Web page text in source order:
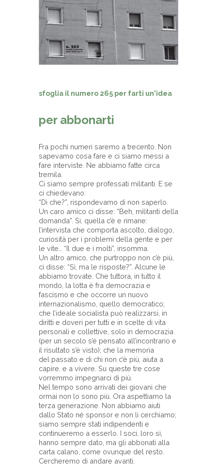
sfoglia il numero 265 per farti un'idea
per abbonarti
Fra pochi numeri saremo a trecento. Non
sapevamo cosa fare e ci siamo messi a
fare interviste. Ne abbiamo fatte circa
tremila.
Ci siamo sempre professati militanti. E se
ci chiedevano:
“Di che?”, rispondevamo di non saperlo.
Un caro amico ci disse: “Beh, militanti della
domanda”. Sì, quella c’è e rimane:
l’intervista che comporta ascolto, dialogo,
curiosità per i problemi della gente e per
le vite… “Il due e i molti”, insomma.
Un altro amico, che purtroppo non c’è più,
ci disse: “Sì, ma le risposte?”. Alcune le
abbiamo trovate. Che tuttora, in tutto il
mondo, la lotta è fra democrazia e
fascismo e che occorre un nuovo
internazionalismo, quello democratico;
che l’ideale socialista può realizzarsi, in
diritti e doveri per tutti e in scelte di vita
personali e collettive, solo in democrazia
(per un secolo s’è pensato all’incontrario e
il risultato s’è visto); che la memoria
del passato e di chi non c’è più, aiuta a
capire, e a vivere. Su queste tre cose
vorremmo impegnarci di più.
Nel tempo sono arrivati dei giovani che
ormai non lo sono più. Ora aspettiamo la
terza generazione. Non abbiamo aiuti
dallo Stato né sponsor e non li cerchiamo;
siamo sempre stati indipendenti e
continueremo a esserlo. I soci, loro sì,
hanno sempre dato, ma gli abbonati alla
carta calano, come ovunque del resto.
Cercheremo di andare avanti.